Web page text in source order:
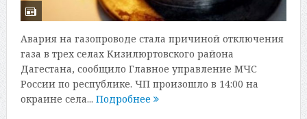
Авария на газопроводе стала причиной отключения
газа в трех селах Кизилюртовского района
Дагестана, сообщило Главное управление МЧС
России по республике. ЧП произошло в 14:00 на
окраине села... Подробнее